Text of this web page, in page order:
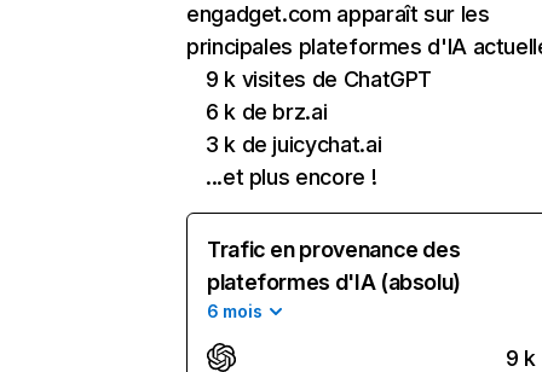
engadget.com apparaît sur les
principales plateformes d'IA
9 k visites de ChatGPT
6 k de brz.ai
3 k de juicychat.ai
...et plus encore !
Trafic en provenance des
plateformes d'IA (absolu)
6 mois
9 k